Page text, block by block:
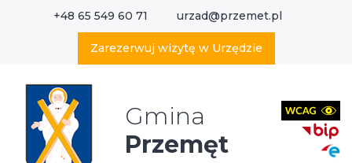
+48 65 549 60 71 urzad@przemet.pl
Zarezerwuj wizytę w Urzędzie
Gmina
Przemęt
Wyszukaj w serwisie